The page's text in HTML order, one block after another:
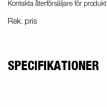
Kontakta återförsäljare för produkt
Rek. pris
SPECIFIKATIONER